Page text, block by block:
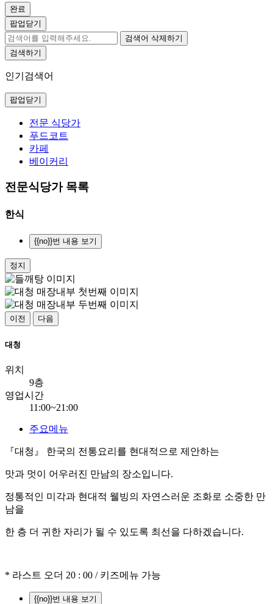
완료
팝업닫기
검색어 삭제하기
검색하기
인기검색어
팝업닫기
전문 식당가
푸드코트
카페
베이커리
전문식당가 목록
한식
{{no}}번 내용 보기
정지
이전 다음
대청
위치
9층
영업시간
11:00~21:00
주요메뉴
『대청』 한국의 전통요리를 현대적으로 제안하는
맛과 멋이 어우러진 만남의 장소입니다.
정통적인 미각과 현대적 웰빙의 자연스러운 조화로 소중한 만
남을
한 층 더 귀한 자리가 될 수 있도록 최선을 다하겠습니다.
* 라스트 오더 20 : 00 / 키즈메뉴 가능
{{no}}번 내용 보기